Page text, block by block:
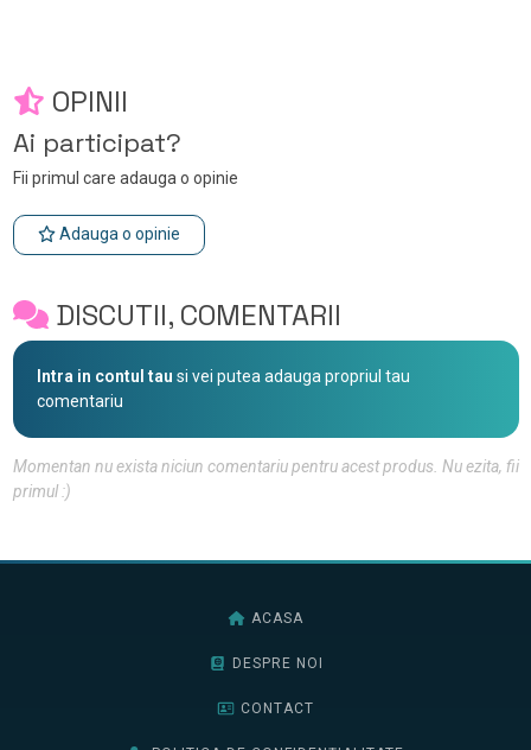
OPINII
Ai participat?
Fii primul care adauga o opinie
Adauga o opinie
DISCUTII, COMENTARII
Intra in contul tau si vei putea adauga propriul tau
comentariu
Momentan nu exista niciun comentariu pentru acest produs. Nu ezita, fii
primul :)
ACASA
DESPRE NOI
CONTACT